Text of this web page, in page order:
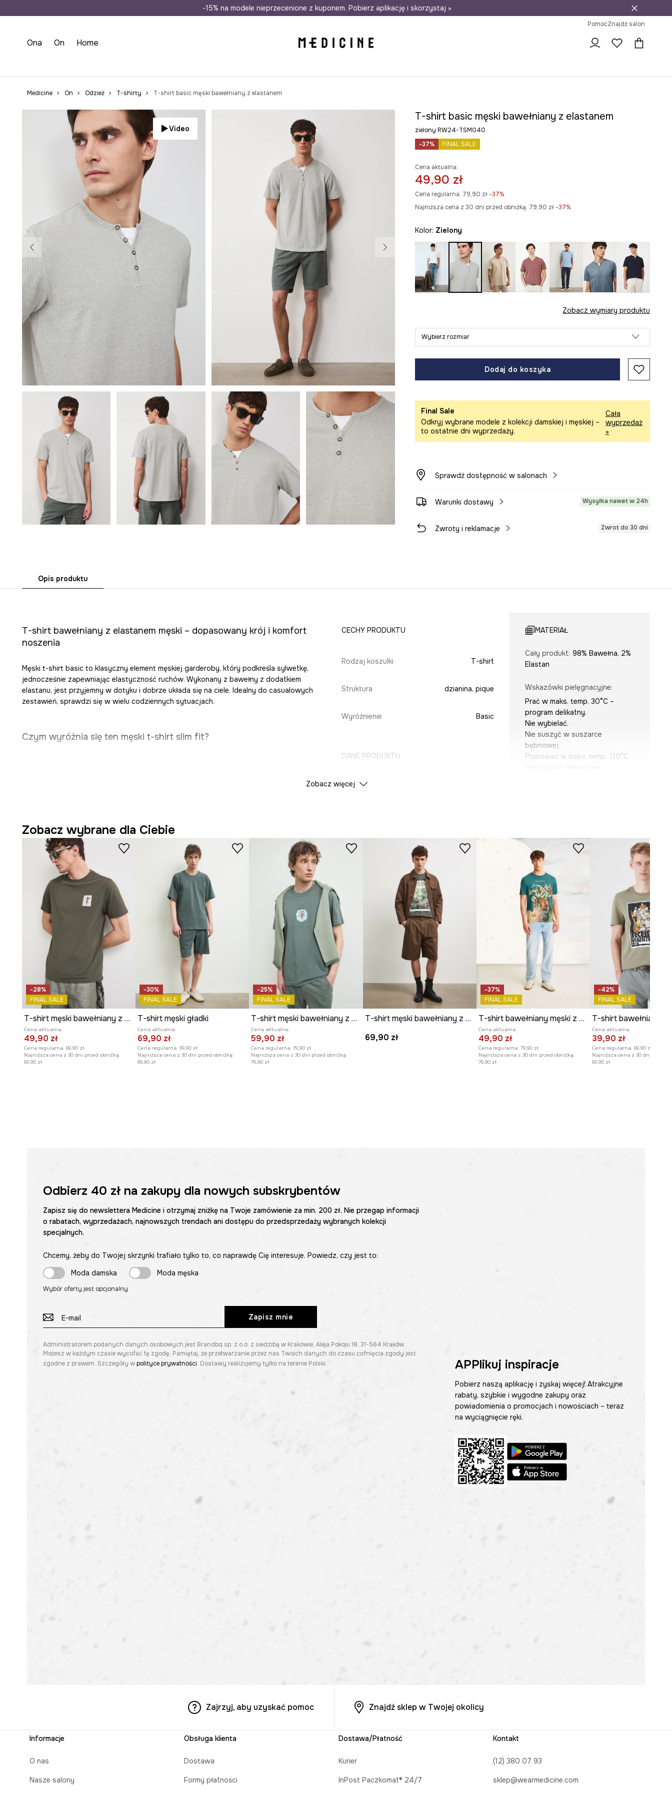
Wysyłka nawet w 24h Darmowa dostawa do salonów 30 dni na zwrot
-15% na modele nieprzecenione z kuponem. Pobierz aplikację i skorzystaj »
PomocZnajdź salon
Ona On Home
Medicine On Odzież T-shirty T-shirt basic męski bawełniany z elastanem
Video
T-shirt basic męski bawełniany z elastanem
zielony RW24-TSM040
-37%
FINAL SALE
Cena aktualna:
49,90 zł
Cena regularna: 79,90 zł-37%
Najniższa cena z 30 dni przed obniżką: 79,90 zł -37%
Kolor: zielony
Zobacz wymiary produktu
Wybierz rozmiar
Dodaj do koszyka
Final Sale
Odkryj wybrane modele z kolekcji damskiej i męskiej –
to ostatnie dni wyprzedaży.
Cała
wyprzedaż
»
Sprawdź dostępność w salonach
Warunki dostawy Wysyłka nawet w 24h
Zwroty i reklamacje Zwrot do 30 dni
Opis produktu
T-shirt bawełniany z elastanem męski – dopasowany krój i komfort
noszenia
Męski t-shirt basic to klasyczny element męskiej garderoby, który podkreśla sylwetkę,
jednocześnie zapewniając elastyczność ruchów. Wykonany z bawełny z dodatkiem
elastanu, jest przyjemny w dotyku i dobrze układa się na ciele. Idealny do casualowych
zestawień, sprawdzi się w wielu codziennych sytuacjach.
Czym wyróżnia się ten męski t-shirt slim fit?
elastyczności materiału.
Klasyczny krótki rękawsprawia, że koszulka jest uniwersalna i
odpowiednia na cieplejsze dni.
Dekolt typu henleyz guzikami dodaje koszulce charakteru i pozwala na
regulację.
Materiał o strukturze dzianiny strukturalnej (pique)
jest przewiewny i
przyjemny w dotyku.
Melanżowy wzór w zielonym odcieniu nadaje koszulce subtelny, ale
stylowy wygląd.
CECHY PRODUKTU
Rodzaj koszulki T-shirt
Struktura dzianina, pique
Wyróżnienie Basic
DANE PRODUKTU
Kolor
Producent
MATERIAŁ
Cały produkt: 98% Bawełna, 2%
Elastan
Wskazówki pielęgnacyjne:
Prać w maks. temp. 30°C –
program delikatny.
Nie wybielać.
Nie suszyć w suszarce
bębnowej.
Prasować w maks. temp. 110°C.
Krój: slim fit
Rodzaj rękawa: klasyczny
WYMIARY
Szerokość pod pachami
52 cm
Wymiary podane dla rozmiaru:
M.
Model na zdjęciu ma 191 cm
wzrostu i ma na sobie rozmiar L.
Zobacz wymiary produktu
Zobacz więcej
Zobacz wybrane dla Ciebie
-28%
FINAL SALE
T-shirt męski bawełniany z elastanem z nadrukiem
Cena aktualna:
49,90 zł
Cena regularna: 69,90 zł
Najniższa cena z 30 dni przed obniżką:
69,90 zł
-30%
FINAL SALE
T-shirt męski gładki
Cena aktualna:
69,90 zł
Cena regularna: 99,90 zł
Najniższa cena z 30 dni przed obniżką:
99,90 zł
-25%
FINAL SALE
T-shirt męski bawełniany z kolekcji Kit Mizeres x Medicine
Cena aktualna:
59,90 zł
Cena regularna: 79,90 zł
Najniższa cena z 30 dni przed obniżką:
79,90 zł
T-shirt męski bawełniany z nadrukiem
69,90 zł
-37%
FINAL SALE
T-shirt bawełniany męski z kolekcji El Gato Chimney x Medicine kolor zielony
Cena aktualna:
49,90 zł
Cena regularna: 79,90 zł
Najniższa cena z 30 dni przed obniżką:
79,90 zł
-42%
FINAL SALE
Cena aktualna:
39,90 zł
Cena regularna: 69,90 zł
Najniższa cena z 30 dni przed
69,90 zł
Odbierz 40 złna zakupy dla nowych subskrybentów
Zapisz się do newslettera Medicine i otrzymaj zniżkę na Twoje zamówienie za min. 200 zł. Nie przegap informacji
o rabatach, wyprzedażach, najnowszych trendach ani dostępu do przedsprzedaży wybranych kolekcji
specjalnych.
Chcemy, żeby do Twojej skrzynki trafiało tylko to, co naprawdę Cię interesuje. Powiedz, czy jest to:
Moda damska
Moda męska
Wybór oferty jest opcjonalny
Zapisz mnie
Administratorem podanych danych osobowych jest Brandbq sp. z o.o. z siedzibą w Krakowie, Aleja Pokoju 18, 31-564 Kraków.
Możesz w każdym czasie wycofać tę zgodę. Pamiętaj, że przetwarzanie przez nas Twoich danych do czasu cofnięcia zgody jest
zgodne z prawem. Szczegóły w polityce prywatności. Dostawy realizujemy tylko na terenie Polski. APPlikuj inspiracje
Pobierz naszą aplikację i zyskaj więcej! Atrakcyjne
rabaty, szybkie i wygodne zakupy oraz
powiadomienia o promocjach i nowościach – teraz
na wyciągnięcie ręki.
Zajrzyj, aby uzyskać pomoc Znajdź sklep w Twojej okolicy
Informacje
O nas
Nasze salony
Obsługa klienta
Dostawa
Formy płatności
Dostawa/Płatność
Kurier
InPost Paczkomat® 24/7
Kontakt
(12) 380 07 93
sklep@wearmedicine.com